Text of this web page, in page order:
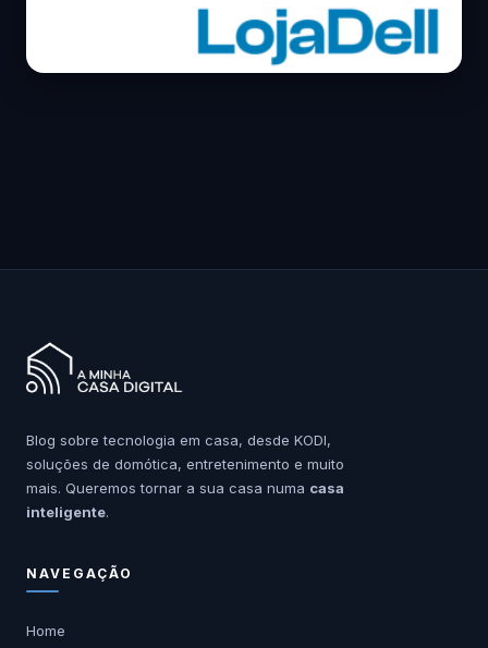
Blog sobre tecnologia em casa, desde KODI,
soluções de domótica, entretenimento e muito
mais. Queremos tornar a sua casa numa casa
inteligente.
NAVEGAÇÃO
Home